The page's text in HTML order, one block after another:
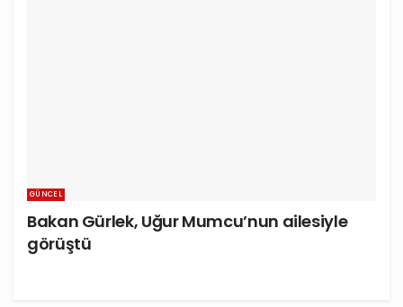
GÜNCEL
Bakan Gürlek, Uğur Mumcu’nun ailesiyle
görüştü